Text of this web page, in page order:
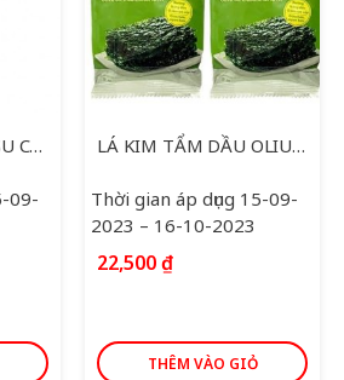
NƯỚC MẮM CHINSU CÁ HỒI 500ML
09-
LÁ KIM TẨM DẦU OLIU O’FOOD 2 GÓI * 5 G
Thời gian áp dụng 15-09-
2023 – 16-10-2023
22,500₫
THÊM VÀO GIỎ